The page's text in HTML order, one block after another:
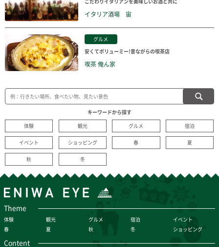
イタリア酒場 宙
グルメ
安くてボリューミー!昔ながらの喫茶店
喫茶 俺ん家
キーワードから探す
体験
観光 グルメ 宿泊
イベント ショッピング 春 夏
秋 冬
Theme
体験 観光 グルメ 宿泊
イベント
春
夏 秋 冬 ショッピング
Content